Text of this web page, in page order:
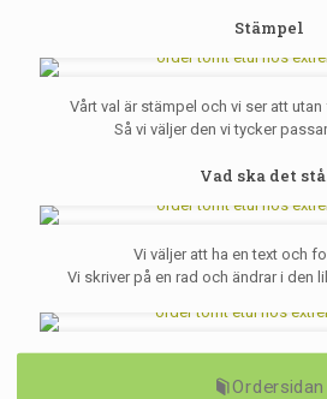
Stämpel
Vårt val är stämpel och vi ser att
Så vi väljer den vi tycker
Vad ska det
Vi väljer att ha en text och
Vi skriver på en rad och ändrar i den
Ordersidan